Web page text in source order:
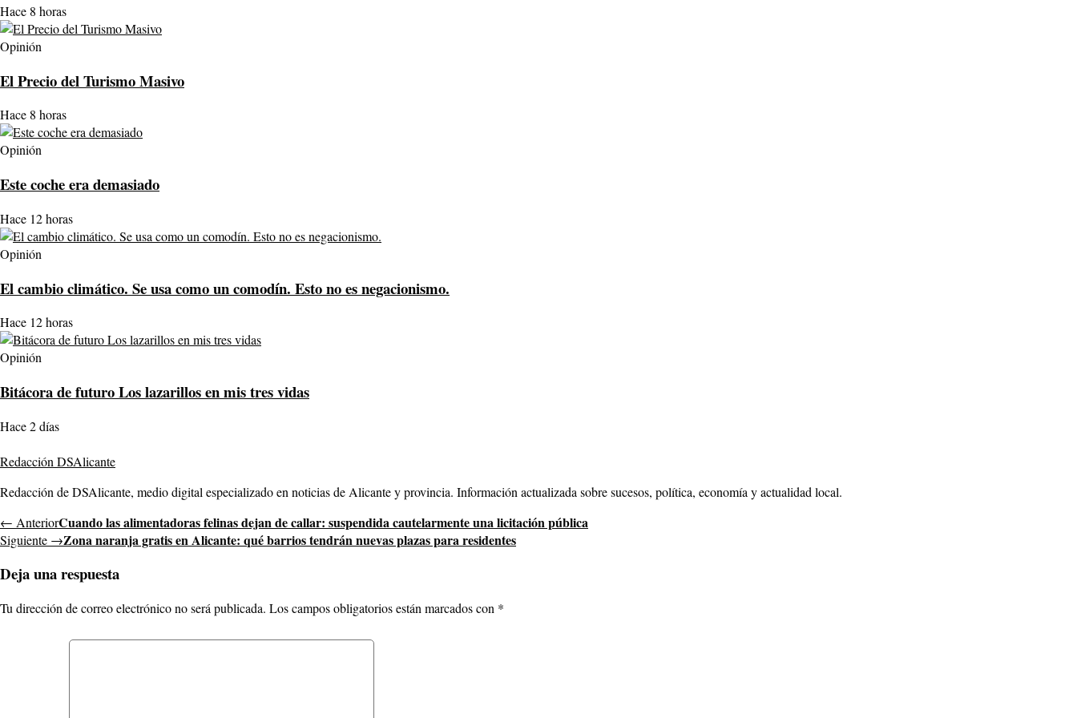
Hace 8 horas
Opinión
El Precio del Turismo Masivo
Hace 8 horas
Opinión
Este coche era demasiado
Hace 12 horas
Opinión
El cambio climático. Se usa como un comodín. Esto no es negacionismo.
Hace 12 horas
Opinión
Bitácora de futuro Los lazarillos en mis tres vidas
Hace 2 días
Redacción DSAlicante
Redacción de DSAlicante, medio digital especializado en noticias de Alicante y provincia. Información actualizada sobre sucesos, política, economía y actualidad local.
← AnteriorCuando las alimentadoras felinas dejan de callar: suspendida cautelarmente una licitación pública
Siguiente →Zona naranja gratis en Alicante: qué barrios tendrán nuevas plazas para residentes
Deja una respuesta
Tu dirección de correo electrónico no será publicada. Los campos obligatorios están marcados con *